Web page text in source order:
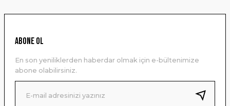
Ürün resmi kalitesiz, bozuk veya görüntülenemiyor.
Ürün bilgilerinde hatalar bulunuyor.
Ürün fiyatı diğer sitelerden daha pahalı.
Bu ürüne benzer farklı alternatifler olmalı.
ABONE OL
En son yeniliklerden haberdar olmak için e-bültenimize
abone olabilirsiniz.